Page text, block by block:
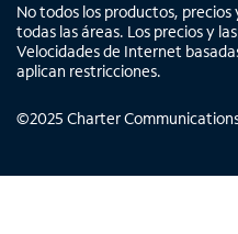
No todos los productos,
todas las áreas. Los precios y
Velocidades de Internet
aplican restricciones.
©2025 Charter